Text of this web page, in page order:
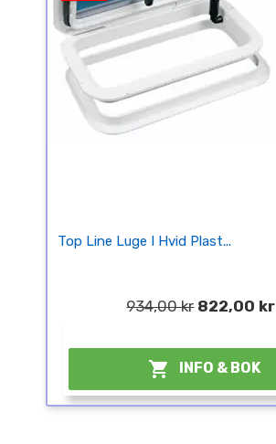
Top Line Luge I Hvid Plast...
934,00 kr 822,00 kr
 INFO & BOK